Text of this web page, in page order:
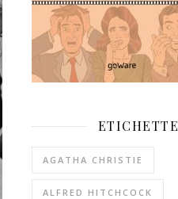
ETICHETTE
AGATHA CHRISTIE
ALFRED HITCHCOCK